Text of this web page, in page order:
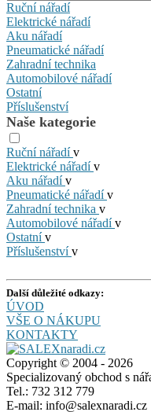
Ruční nářadí
Elektrické nářadí
Aku nářadí
Pneumatické nářadí
Zahradní technika
Automobilové nářadí
Ostatní
Příslušenství
Naše kategorie
Ruční nářadív
Elektrické nářadív
Aku nářadív
Pneumatické nářadív
Zahradní technika v
Automobilové nářadív
Ostatnív
Příslušenstvív
Další důležité odkazy:
ÚVOD
VŠE O NÁKUPU
KONTAKTY
Copyright © 2004 - 2026
Specializovaný obchod s
Tel.: 732 312 779
E-mail: info@salexnaradi.cz